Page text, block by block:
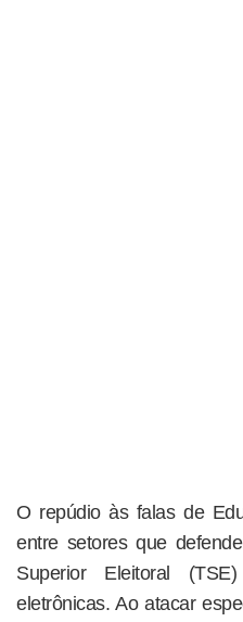
O repúdio às falas de
entre setores que
Superior Eleitoral
eletrônicas. Ao atacar